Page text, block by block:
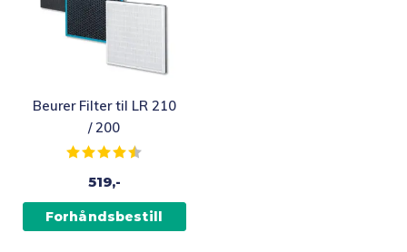
Beurer Filter til LR 210
/ 200
Karakter:
519,-
Forhåndsbestill